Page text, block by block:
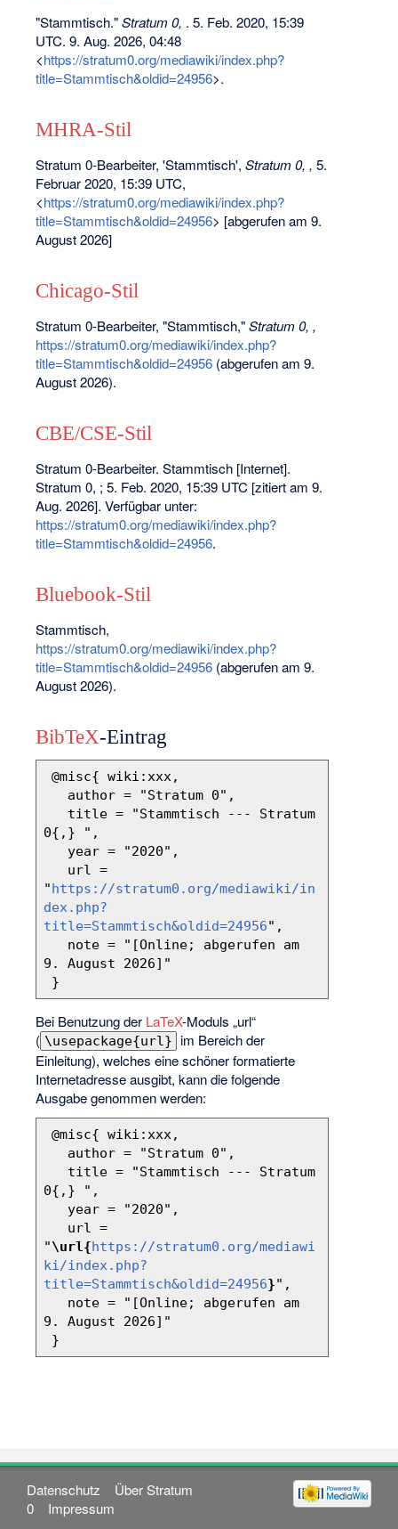
"Stammtisch."Stratum 0, . 5. Feb. 2020, 15:39
UTC. 9. Aug. 2026, 04:48
<https://stratum0.org/mediawiki/index.php?
title=Stammtisch&oldid=24956>.
MHRA-Stil
Stratum 0-Bearbeiter, 'Stammtisch',Stratum 0, , 5.
Februar 2020, 15:39 UTC,
<https://stratum0.org/mediawiki/index.php?
title=Stammtisch&oldid=24956> [abgerufen am 9.
August 2026]
Chicago-Stil
Stratum 0-Bearbeiter, "Stammtisch,"Stratum 0, ,
https://stratum0.org/mediawiki/index.php?
title=Stammtisch&oldid=24956 (abgerufen am 9.
August 2026).
CBE/CSE-Stil
Stratum 0-Bearbeiter. Stammtisch [Internet].
Stratum 0, ; 5. Feb. 2020, 15:39 UTC [zitiert am 9.
Aug. 2026]. Verfügbar unter:
https://stratum0.org/mediawiki/index.php?
title=Stammtisch&oldid=24956.
Bluebook-Stil
Stammtisch,
https://stratum0.org/mediawiki/index.php?
title=Stammtisch&oldid=24956 (abgerufen am 9.
August 2026).
BibTeX-Eintrag
0{,} ",
"https://stratum0.org/mediawiki/in
dex.php?
title=Stammtisch&oldid=24956",
9. August 2026]"
Bei Benutzung der LaTeX-Moduls „url“
( \usepackage{url}
im Bereich der
Einleitung), welches eine schöner formatierte
Internetadresse ausgibt, kann die folgende
Ausgabe genommen werden:
0{,} ",
"\url{https://stratum0.org/mediawi
ki/index.php?
title=Stammtisch&oldid=24956}",
9. August 2026]"
Datenschutz
Über Stratum
0
Impressum